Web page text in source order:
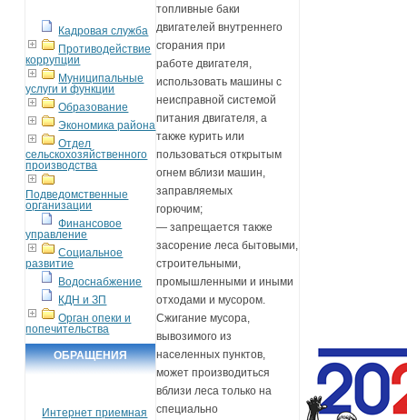
Кадровая служба
Противодействие
коррупции
Муниципальные
услуги и функции
Образование
Экономика района
Отдел
сельскохозяйственного
производства
Подведомственные
организации
Финансовое
управление
Социальное
развитие
Водоснабжение
КДН и ЗП
Орган опеки и
попечительства
ОБРАЩЕНИЯ
Интернет приемная
топливные баки
двигателей внутреннего
сгорания при
работе двигателя,
использовать машины с
неисправной системой
питания двигателя, а
также курить или
пользоваться открытым
огнем вблизи машин,
заправляемых
горючим;
— запрещается также
засорение леса бытовыми,
строительными,
промышленными и иными
отходами и мусором.
Сжигание мусора,
вывозимого из
населенных пунктов,
может производиться
вблизи леса только на
специально